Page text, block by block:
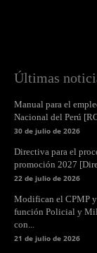
Últimas
Manual para el
Nacional del Perú
30 de julio de 2026
Directiva para el
promoción 2027
22 de julio de 2026
Modifican el CPMP y
función Policial y
con...
21 de julio de 2026